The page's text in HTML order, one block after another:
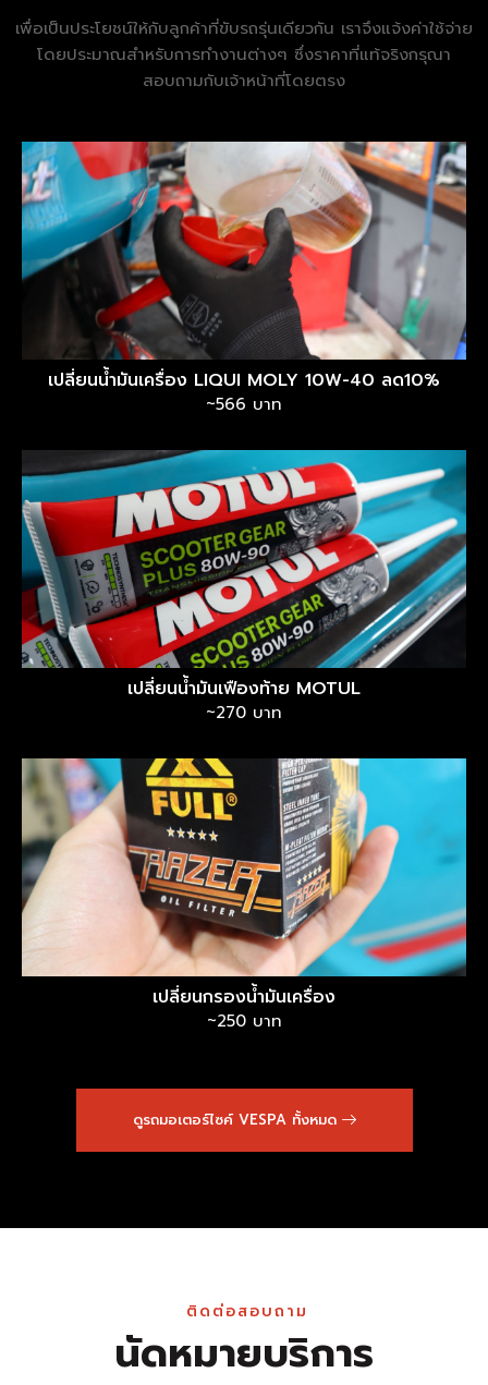
เพื่อเป็นประโยชน์ให้กับลูกค้าที่ขับรถรุ่นเดียวกัน เราจึงแจ้งค่าใช้จ่าย
โดยประมาณสำหรับการทำงานต่างๆ ซึ่งราคาที่แท้จริงกรุณา
สอบถามกับเจ้าหน้าที่โดยตรง
เปลี่ยนน้ำมันเครื่อง LIQUI MOLY 10W-40 ลด10%
~566 บาท
เปลี่ยนน้ำมันเฟืองท้าย MOTUL
~270 บาท
เปลี่ยนกรองน้ำมันเครื่อง
~250 บาท
ดูรถมอเตอร์ไซค์ VESPA ทั้งหมด
ติดต่อสอบถาม
นัดหมายบริการ